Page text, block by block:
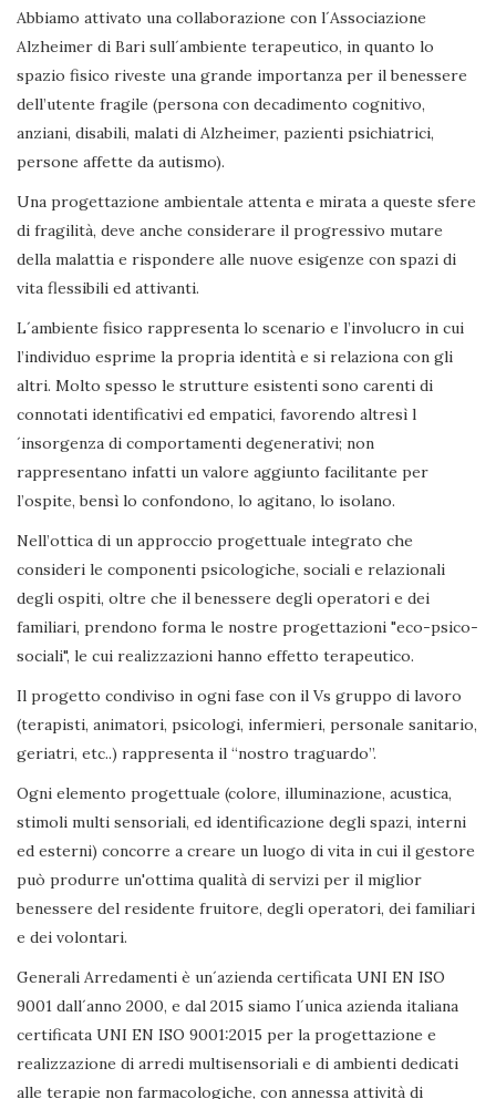
Abbiamo attivato una collaborazione con l´Associazione
Alzheimer di Bari sull´ambiente terapeutico, in quanto lo
spazio fisico riveste una grande importanza per il benessere
dell’utente fragile (persona con decadimento cognitivo,
anziani, disabili, malati di Alzheimer, pazienti psichiatrici,
persone affette da autismo).
Una progettazione ambientale attenta e mirata a queste sfere
di fragilità, deve anche considerare il progressivo mutare
della malattia e rispondere alle nuove esigenze con spazi di
vita flessibili ed attivanti.
L´ambiente fisico rappresenta lo scenario e l’involucro in cui
l’individuo esprime la propria identità e si relaziona con gli
altri. Molto spesso le strutture esistenti sono carenti di
connotati identificativi ed empatici, favorendo altresì l
´insorgenza di comportamenti degenerativi; non
rappresentano infatti un valore aggiunto facilitante per
l’ospite, bensì lo confondono, lo agitano, lo isolano.
Nell’ottica di un approccio progettuale integrato che
consideri le componenti psicologiche, sociali e relazionali
degli ospiti, oltre che il benessere degli operatori e dei
familiari, prendono forma le nostre progettazioni "eco-psico-
sociali", le cui realizzazioni hanno effetto terapeutico.
Il progetto condiviso in ogni fase con il Vs gruppo di lavoro
(terapisti, animatori, psicologi, infermieri, personale sanitario,
geriatri, etc..) rappresenta il “nostro traguardo”.
Ogni elemento progettuale (colore, illuminazione, acustica,
stimoli multi sensoriali, ed identificazione degli spazi, interni
ed esterni) concorre a creare un luogo di vita in cui il gestore
può produrre un'ottima qualità di servizi per il miglior
benessere del residente fruitore, degli operatori, dei familiari
e dei volontari.
Generali Arredamenti è un´azienda certificata UNI EN ISO
9001 dall´anno 2000, e dal 2015 siamo l´unica azienda italiana
certificata UNI EN ISO 9001:2015 per la progettazione e
realizzazione di arredi multisensoriali e di ambienti dedicati
alle terapie non farmacologiche, con annessa attività di